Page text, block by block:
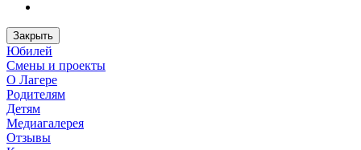
Закрыть
Юбилей
Смены и проекты
О Лагере
Родителям
Детям
Медиагалерея
Отзывы